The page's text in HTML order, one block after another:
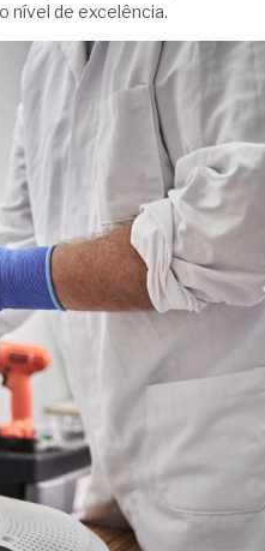
nível de excelência.